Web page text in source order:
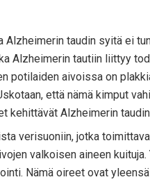
taudin syitä ei
Alzheimerin tautiin liittyy
potilaiden aivoissa on
että nämä kimput
kehittävät Alzheimerin
verisuoniin, jotka
valkoisen aineen
Nämä oireet ovat